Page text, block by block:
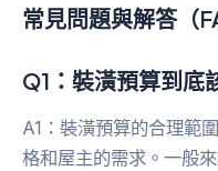
常見問題與解答（
Q1：裝潢預算到底
A1：裝潢預算的合理範
格和屋主的需求。一般